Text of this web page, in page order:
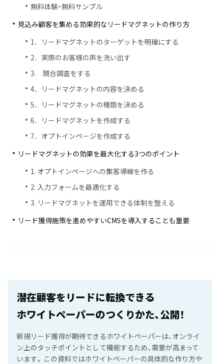
無料体験・無料サンプル
見込み顧客を集める効果的なリードマグネットの作り方
1．リードマグネットのターゲットを明確にする
2．実際のお客様の声を洗い出す
3. 競合調査をする
4．リードマグネットの内容を決める
5．リードマグネットの種類を決める
6．リードマグネットを作成する
7．オプトインページを作成する
リードマグネットの効果を最大化する3つのポイント
1. オプトインページへの集客導線を作る
2. 入力フォームを最適化する
3. リードマグネットを運用できる体制を整える
リード獲得施策を進めやすいCMSを導入することも重要
潜在顧客をリードに転換できる
ホワイトペーパーのつくりかた、公開！
新規リード獲得が期待できるホワイトペーパーは、オンライ
ン上のタッチポイントとして機能するため、需要が高まって
います。 この資料ではホワイトペーパーの具体的な作り方や